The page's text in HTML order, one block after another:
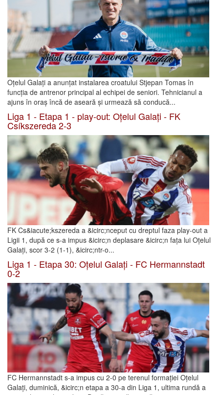
Oțelul Galați a anunțat instalarea croatului Stjepan Tomas în
funcția de antrenor principal al echipei de seniori. Tehnicianul a
ajuns în oraș încă de aseară și urmează să conducă...
Liga 1 - Etapa 1 - play-out: Oțelul Galați - FK
Csíkszereda 2-3
FK Cs&iacute;kszereda a &icirc;nceput cu dreptul faza play-out a
Ligii 1, după ce s-a impus &icirc;n deplasare &icirc;n fața lui Oțelul
Galați, scor 3-2 (1-1), &icirc;ntr-o...
Liga 1 - Etapa 30: Oțelul Galați - FC Hermannstadt
0-2
FC Hermannstadt s-a impus cu 2-0 pe terenul formației Oțelul
Galați, duminică, &icirc;n etapa a 30-a din Liga 1, ultima rundă a